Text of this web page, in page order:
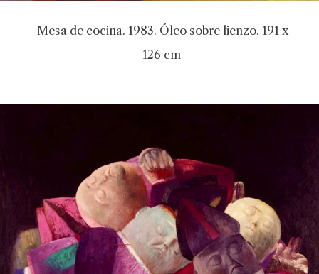
Mesa de cocina. 1983. Óleo sobre lienzo. 191 x
126 cm